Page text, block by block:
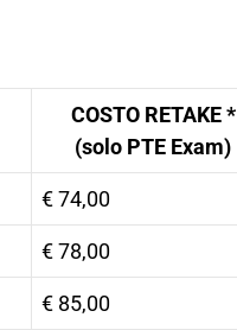
COSTO RETAKE *
(solo PTE Exam)
€ 74,00
€ 78,00
€ 85,00